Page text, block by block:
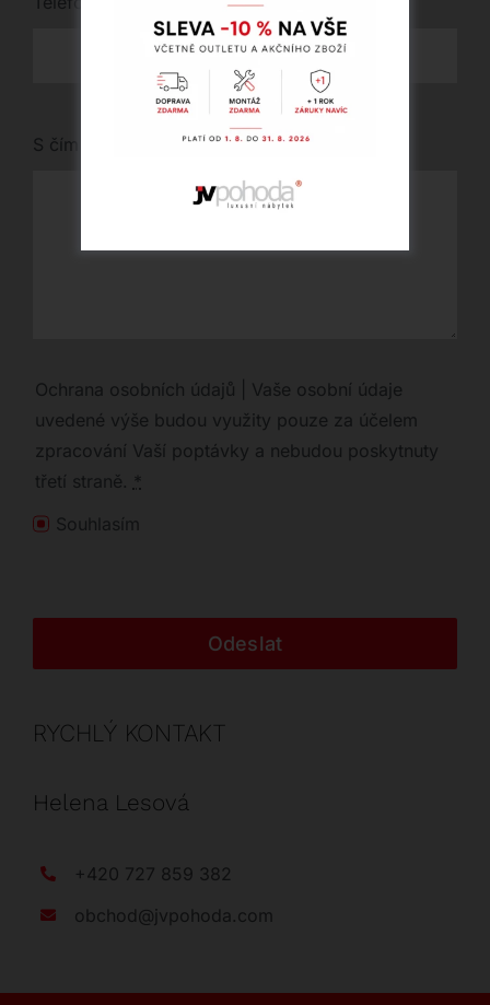
S čím vám můžeme pomoci?
Ochrana osobních údajů | Vaše osobní údaje
uvedené výše budou využity pouze za účelem
zpracování Vaší poptávky a nebudou poskytnuty
třetí straně. *
Souhlasím
Odeslat
RYCHLÝ KONTAKT
Helena Lesová
+420 727 859 382
obchod@jvpohoda.com